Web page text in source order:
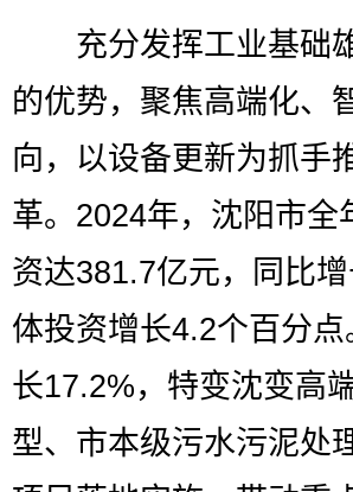
充分发挥工业基础
的优势，聚焦高端化、
向，以设备更新为抓手
革。2024年，沈阳市全
资达381.7亿元，同比
体投资增长4.2个百分
长17.2%，特变沈变高
型、市本级污水污泥处